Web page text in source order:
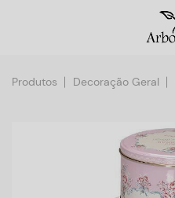
Produtos Decoração Geral